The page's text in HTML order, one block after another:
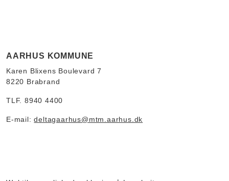
AARHUS KOMMUNE
Karen Blixens Boulevard 7
8220 Brabrand
TLF. 8940 4400
E-mail:deltagaarhus@mtm.aarhus.dk